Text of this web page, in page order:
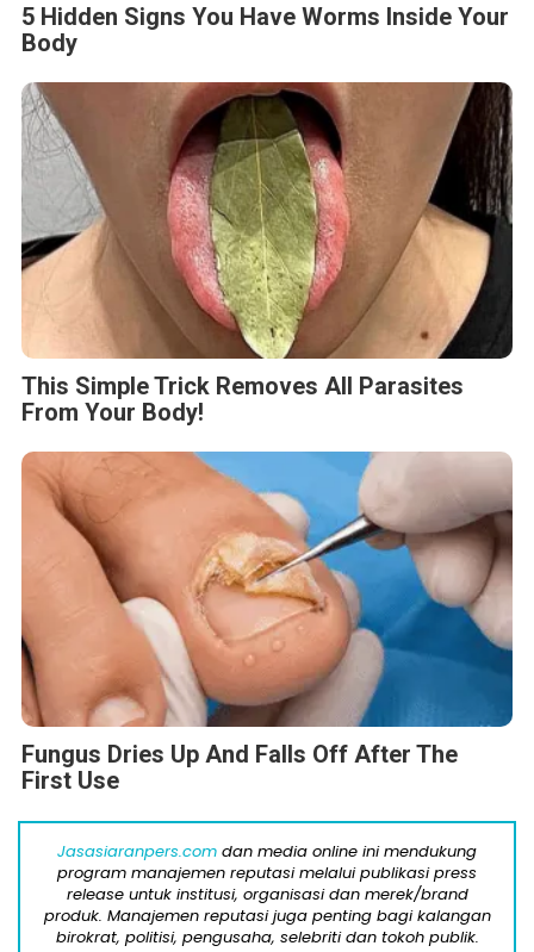
5 Hidden Signs You Have Worms Inside Your
Body
This Simple Trick Removes All Parasites
From Your Body!
Fungus Dries Up And Falls Off After The
First Use
Jasasiaranpers.com dan media online ini mendukung
program manajemen reputasi melalui publikasi press
release untuk institusi, organisasi dan merek/brand
produk. Manajemen reputasi juga penting bagi kalangan
birokrat, politisi, pengusaha, selebriti dan tokoh publik.